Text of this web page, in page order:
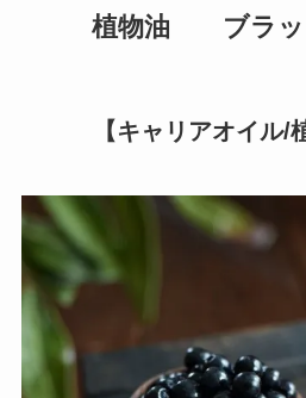
植物油 ブラッ
【キャリアオイル/